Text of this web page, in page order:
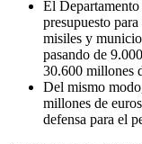
El
presupuesto
misiles y
pasando de
30.600 millones
Del mismo
millones de
defensa para el